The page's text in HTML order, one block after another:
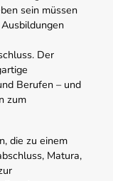
sein müssen
Der
Berufen – und
zum
die zu einem
Matura,